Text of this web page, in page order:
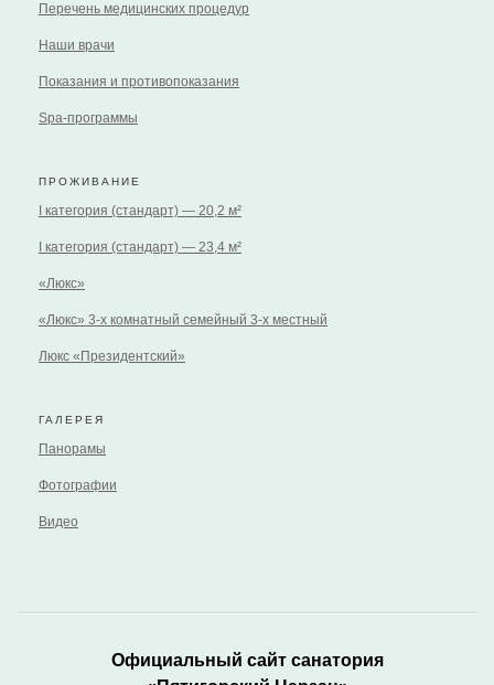
Перечень медицинских процедур
Наши врачи
Показания и противопоказания
Spa-программы
ПРОЖИВАНИЕ
I категория (стандарт) — 20,2 м²
I категория (стандарт) — 23,4 м²
«Люкс»
«Люкс» 3-х комнатный семейный 3-х местный
Люкс «Президентский»
ГАЛЕРЕЯ
Панорамы
Фотографии
Видео
Официальный сайт санатория